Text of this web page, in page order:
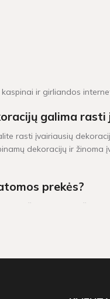
ir girliandos
galima rasti
rasti įvairiausių
dekoracijų ir žinoma
prekės?
žaliu sandėlio